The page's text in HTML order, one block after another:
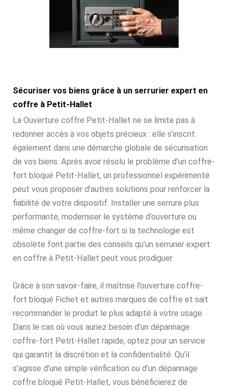
Sécuriser vos biens grâce à un serrurier expert en
coffre à Petit-Hallet
La Ouverture coffre Petit-Hallet ne se limite pas à
redonner accès à vos objets précieux : elle s’inscrit
également dans une démarche globale de sécurisation
de vos biens. Après avoir résolu le problème d’un coffre-
fort bloqué Petit-Hallet, un professionnel expérimenté
peut vous proposer d’autres solutions pour renforcer la
fiabilité de votre dispositif. Installer une serrure plus
performante, moderniser le système d’ouverture ou
même changer de coffre-fort si la technologie est
obsolète font partie des conseils qu’un serrurier expert
en coffre à Petit-Hallet peut vous prodiguer.
Grâce à son savoir-faire, il maîtrise l’ouverture coffre-
fort bloqué Fichet et autres marques de coffre et sait
recommander le produit le plus adapté à votre usage.
Dans le cas où vous auriez besoin d’un dépannage
coffre-fort Petit-Hallet rapide, optez pour un service
qui garantit la discrétion et la confidentialité. Qu’il
s’agisse d’une simple vérification ou d’un dépannage
coffre bloqué Petit-Hallet, vous bénéficierez de